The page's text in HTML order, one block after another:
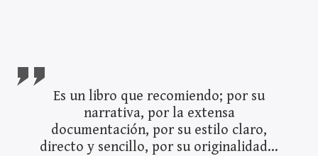
Es un libro que recomiendo; por su
narrativa, por la extensa
documentación, por su estilo claro,
directo y sencillo, por su originalidad...